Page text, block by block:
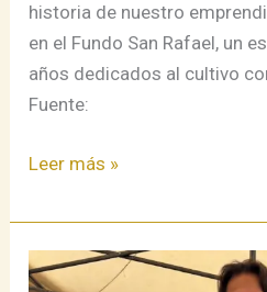
historia de nuestro
en el Fundo San Rafael, un
años dedicados al cultivo
Fuente:
Leer más »
Desde